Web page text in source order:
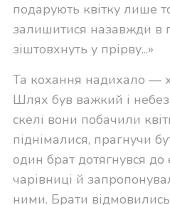
подарують квітку лише
залишитися назавжди в
зіштовхнуть у прірву...»
Та кохання надихало —
Шлях був важкий і
скелі вони побачили
піднімалися, прагнучи
один брат дотягнувся до
чарівниці й
ними. Брати